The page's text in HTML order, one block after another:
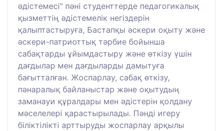
әдістемесі" пәні студенттерде педагогикалық
қызметтің әдістемелік негіздерін
қалыптастыруға, Бастапқы әскери оқыту және
әскери-патриоттық тәрбие бойынша
сабақтарды ұйымдастыру және өткізу үшін
дағдылар мен дағдыларды дамытуға
бағытталған. Жоспарлау, сабақ өткізу,
пәнаралық байланыстар және оқытудың
заманауи құралдары мен әдістерін қолдану
мәселелері қарастырылады. Пәнді игеру
біліктілікті арттыруды жоспарлау арқылы